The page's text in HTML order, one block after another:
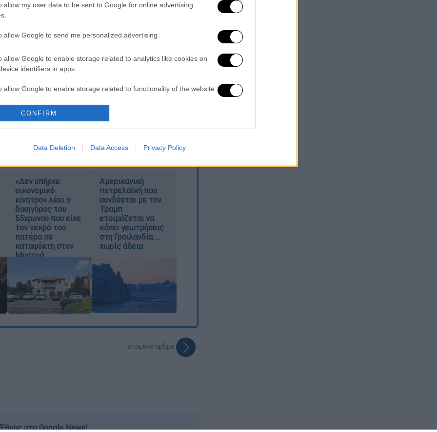
allow my user data to be sent to Google for online advertising
allow Google to send me personalized advertising.
allow Google to enable storage related to analytics like cookies on
identifiers in apps.
allow Google to enable storage related to functionality of the website
allow Google to enable storage related to personalization.
allow Google to enable storage related to security, including
functionality and fraud prevention, and other user protection.
CONFIRM
Data Deletion Data Access Privacy Policy
ΕΘΝΟΣ θα παρεμβαίνει και τα προσβλητικά σχόλια θα
«Δεν υπήρχε
οικονομικό
κίνητρο» λέει ο
δικηγόρος του
55χρονου που είχε
τον νεκρό του
πατέρα σε
καταψύκτη στον
Μυστρά
Αμερικανική
πετρελαϊκή που
συνδέεται με τον
Τραμπ
ετοιμάζεται να
κάνει γεωτρήσεις
στη Γροιλανδία...
χωρίς άδεια
επόμενο άρθρο
στο Google News!